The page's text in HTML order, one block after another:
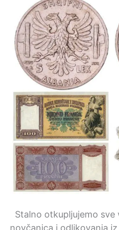
Stalno otkupljujemo sve
novčanica i odlikovanja